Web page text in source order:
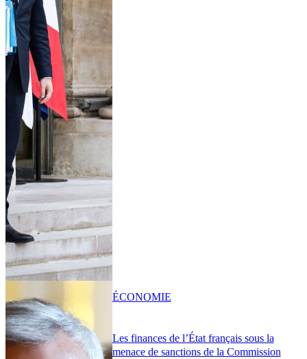
Les finances de l’État français sous la
menace de sanctions de la Commission
ÉCONOMIE